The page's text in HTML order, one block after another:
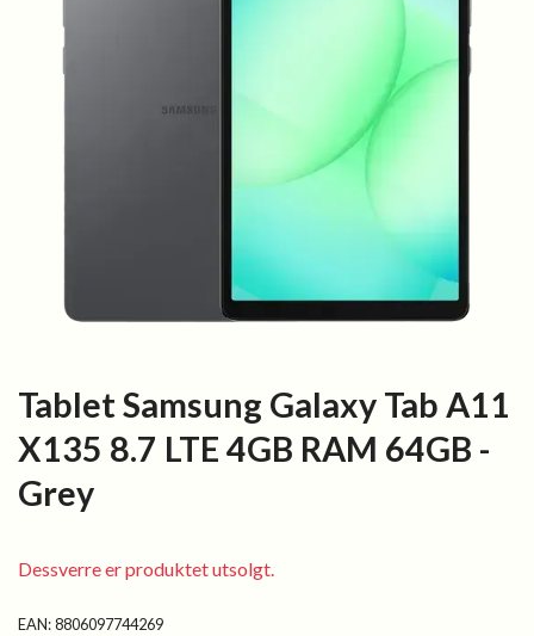
Tablet Samsung Galaxy Tab A11
X135 8.7 LTE 4GB RAM 64GB -
Grey
Dessverre er produktet utsolgt.
EAN:8806097744269